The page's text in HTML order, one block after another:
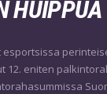
HUIPPUA
esportsissa
12. eniten